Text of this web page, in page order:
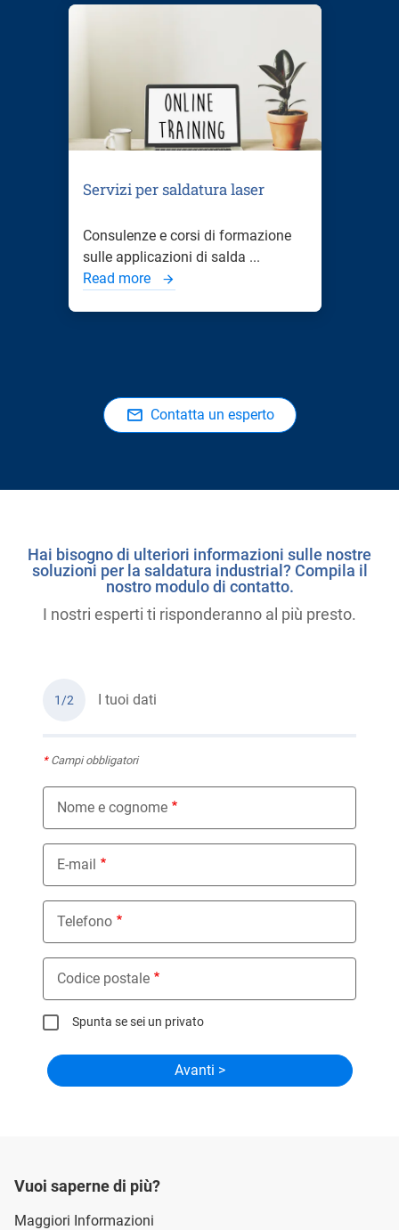
Servizi per saldatura laser
Consulenze e corsi di formazione
sulle applicazioni di salda ...
Read more
Contatta un esperto
Hai bisogno di ulteriori informazioni sulle nostre
soluzioni per la saldatura industrial? Compila il
nostro modulo di contatto.
I nostri esperti ti risponderanno al più presto.
1/2 I tuoi dati
*Campi obbligatori
Nome e cognome
E-mail
Telefono
Codice postale
Spunta se sei un privato
Vuoi saperne di più?
Maggiori Informazioni